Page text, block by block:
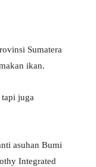
Sumatera
ikan.
tapi juga
asuhan Bumi
Integrated